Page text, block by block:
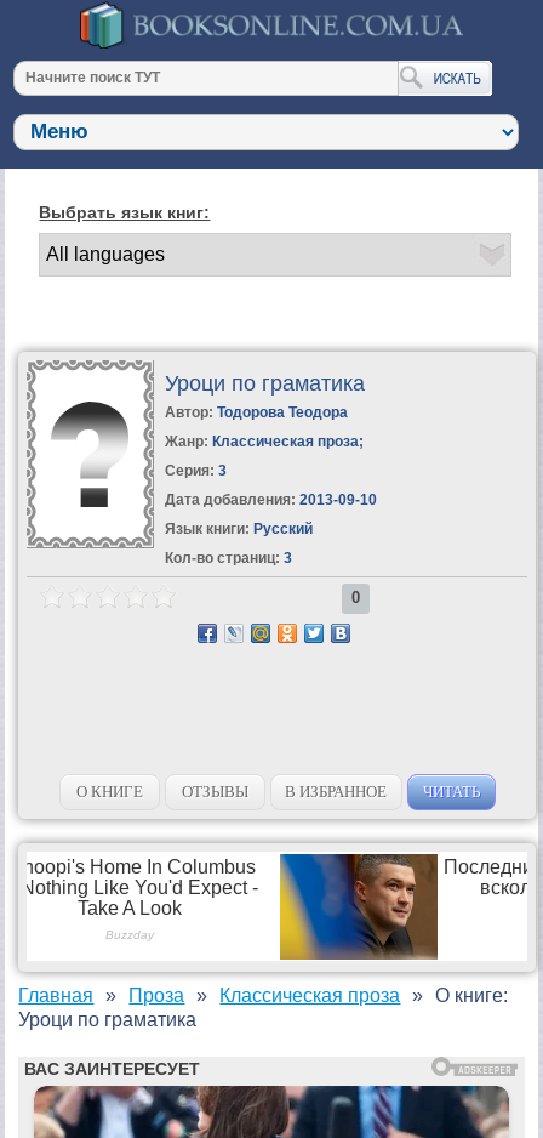
Выбрать язык книг:
Уроци по граматика
Автор: Тодорова Теодора
Жанр: Классическая проза;
Серия: 3
Дата добавления: 2013-09-10
Язык книги: Русский
Кол-во страниц: 3
0
О КНИГЕ ОТЗЫВЫ В ИЗБРАННОЕ ЧИТАТЬ
Главная Проза Классическая проза
О книге:
Уроци по граматика